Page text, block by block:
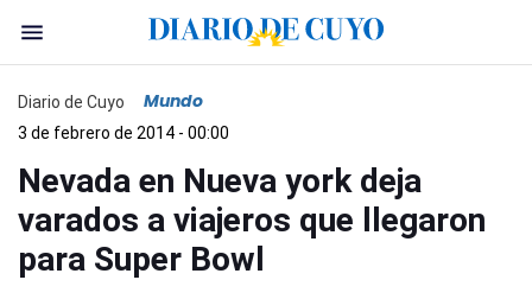
Diario de Cuyo Mundo
3 de febrero de 2014 - 00:00
Nevada en Nueva york deja
varados a viajeros que llegaron
para Super Bowl